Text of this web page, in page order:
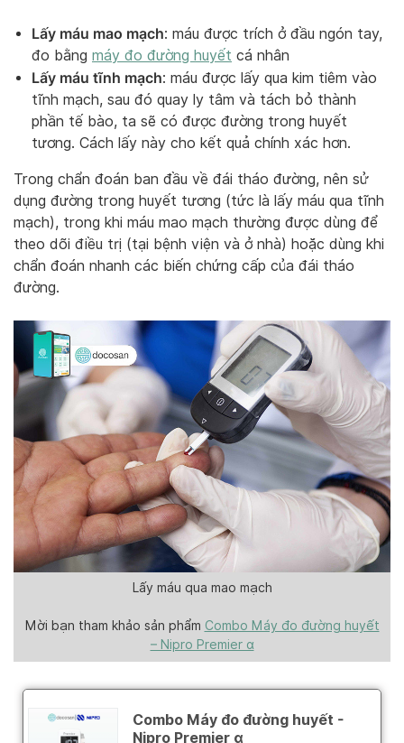
Lấy máu mao mạch: máu được trích ở đầu ngón tay,
đo bằng máy đo đường huyết cá nhân
Lấy máu tĩnh mạch: máu được lấy qua kim tiêm vào
tĩnh mạch, sau đó quay ly tâm và tách bỏ thành
phần tế bào, ta sẽ có được đường trong huyết
tương. Cách lấy này cho kết quả chính xác hơn.
Trong chẩn đoán ban đầu về đái tháo đường, nên sử
dụng đường trong huyết tương (tức là lấy máu qua tĩnh
mạch), trong khi máu mao mạch thường được dùng để
theo dõi điều trị (tại bệnh viện và ở nhà) hoặc dùng khi
chẩn đoán nhanh các biến chứng cấp của đái tháo
đường.
Lấy máu qua mao mạch
Mời bạn tham khảo sản phẩm Combo Máy đo đường huyết
– Nipro Premier α